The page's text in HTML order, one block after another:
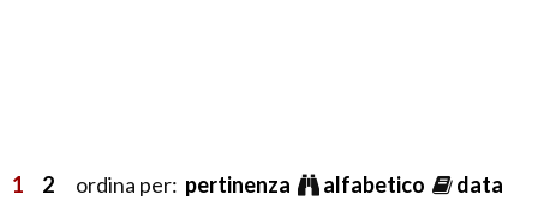
1 2 ordina per: pertinenza alfabetico data